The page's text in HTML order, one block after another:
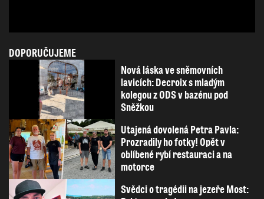
DOPORUČUJEME
Nová láska ve sněmovních
lavicích: Decroix s mladým
kolegou z ODS v bazénu pod
Sněžkou
Utajená dovolená Petra Pavla:
Prozradily ho fotky! Opět v
oblíbené rybí restauraci a na
motorce
Svědci o tragédii na jezeře Most: